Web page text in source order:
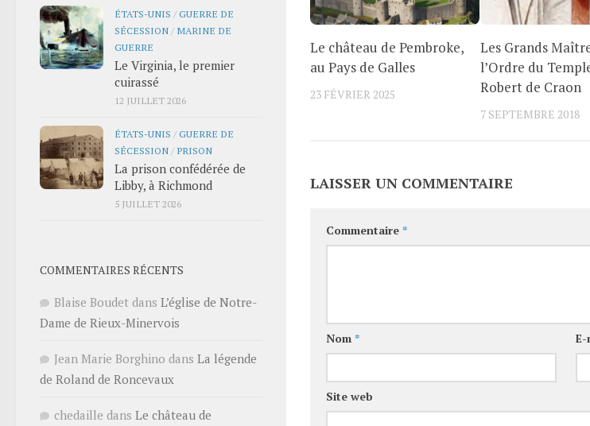
Le château de Pembroke,
au Pays de Galles
23 FÉVRIER 2025
Les Grands
l’Ordre du
Robert de Craon
7 SEPTEMBRE 2018
LAISSER UN COMMENTAIRE
Commentaire *
Nom *
Site web
ÉTATS-UNIS /GUERRE DE
SÉCESSION / MARINE DE
GUERRE
Le Virginia, le premier
cuirassé
12 JUILLET 2026
ÉTATS-UNIS /GUERRE DE
SÉCESSION / PRISON
La prison confédérée de
Libby, à Richmond
5 JUILLET 2026
COMMENTAIRES RÉCENTS
Blaise Boudet dans L’église de Notre-
Dame de Rieux-Minervois
Jean Marie Borghino dans La légende
de Roland de Roncevaux
chedaille dans Le château de